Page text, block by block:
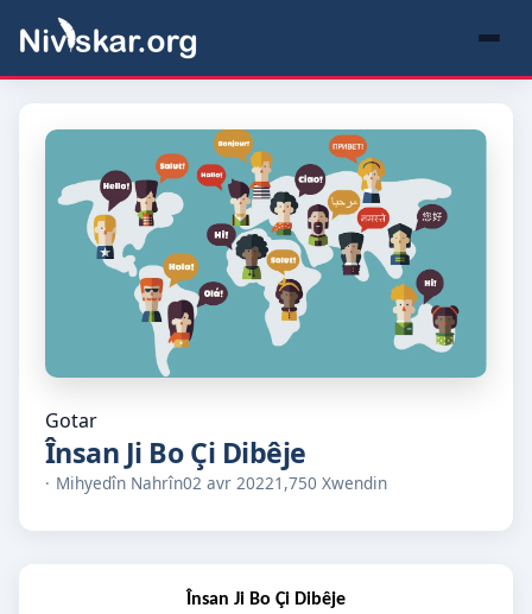
Gotar
Însan Ji Bo Çi Dibêje
Mihyedîn Nahrîn02 avr 20221,750 Xwendin
Însan Ji Bo Çi Dibêje